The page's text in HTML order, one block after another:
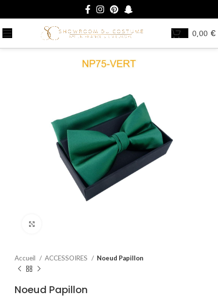
0,00 €
Accueil ACCESSOIRES Noeud Papillon
Noeud Papillon